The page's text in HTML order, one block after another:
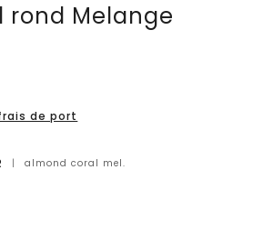
rond Melange
de port
| almond coral mel.